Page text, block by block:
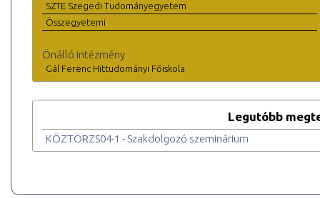
SZTE Szegedi Tudományegyetem
Összegyetemi
Önálló intézmény
Gál Ferenc Hittudományi Főiskola
Legutóbb
KÖZTÖRZS04-1 - Szakdolgozó szeminárium